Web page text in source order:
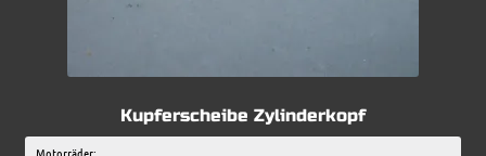
Kupferscheibe Zylinderkopf